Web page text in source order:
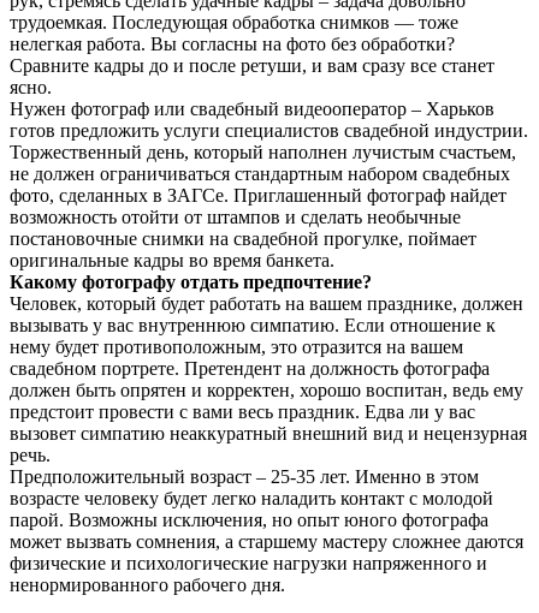
трудоемкая. Последующая обработка снимков — тоже
нелегкая работа. Вы согласны на фото без обработки?
Сравните кадры до и после ретуши, и вам сразу все станет
ясно.
Нужен фотограф или свадебный видеооператор – Харьков
готов предложить услуги специалистов свадебной индустрии.
Торжественный день, который наполнен лучистым счастьем,
не должен ограничиваться стандартным набором свадебных
фото, сделанных в ЗАГСе. Приглашенный фотограф найдет
возможность отойти от штампов и сделать необычные
постановочные снимки на свадебной прогулке, поймает
оригинальные кадры во время банкета.
Какому фотографу отдать предпочтение?
Человек, который будет работать на вашем празднике, должен
вызывать у вас внутреннюю симпатию. Если отношение к
нему будет противоположным, это отразится на вашем
свадебном портрете. Претендент на должность фотографа
должен быть опрятен и корректен, хорошо воспитан, ведь ему
предстоит провести с вами весь праздник. Едва ли у вас
вызовет симпатию неаккуратный внешний вид и нецензурная
речь.
Предположительный возраст – 25-35 лет. Именно в этом
возрасте человеку будет легко наладить контакт с молодой
парой. Возможны исключения, но опыт юного фотографа
может вызвать сомнения, а старшему мастеру сложнее даются
физические и психологические нагрузки напряженного и
ненормированного рабочего дня.